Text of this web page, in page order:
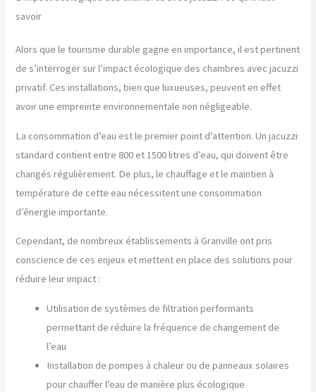
savoir
Alors que le tourisme durable gagne en importance, il est pertinent
de s’interroger sur l’impact écologique des chambres avec jacuzzi
privatif. Ces installations, bien que luxueuses, peuvent en effet
avoir une empreinte environnementale non négligeable.
La consommation d’eau est le premier point d’attention. Un jacuzzi
standard contient entre 800 et 1500 litres d’eau, qui doivent être
changés régulièrement. De plus, le chauffage et le maintien à
température de cette eau nécessitent une consommation
d’énergie importante.
Cependant, de nombreux établissements à Granville ont pris
conscience de ces enjeux et mettent en place des solutions pour
réduire leur impact :
Utilisation de systèmes de filtration performants
permettant de réduire la fréquence de changement de
l’eau
Installation de pompes à chaleur ou de panneaux solaires
pour chauffer l’eau de manière plus écologique